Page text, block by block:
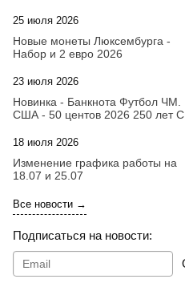
25 июля 2026
Новые монеты Люксембурга -
Набор и 2 евро 2026
23 июля 2026
Новинка - Банкнота Футбол ЧМ.
США - 50 центов 2026 250 лет
18 июля 2026
Изменение графика работы на
18.07 и 25.07
Все новости →
Подписаться на новости: